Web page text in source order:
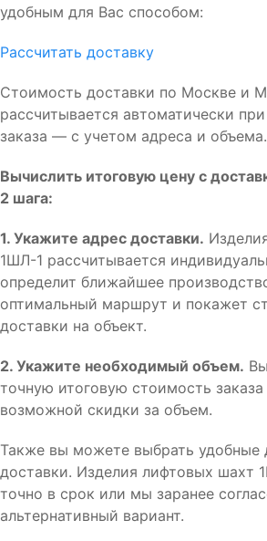
удобным для Вас способом:
Рассчитать доставку
Стоимость доставки по Москве и
рассчитывается автоматически
заказа — с учетом адреса и объема.
Вычислить итоговую цену с
2 шага:
1. Укажите адрес доставки.
1ШЛ-1 рассчитывается
определит ближайшее
оптимальный маршрут и покажет
доставки на объект.
2. Укажите необходимый объем.
точную итоговую стоимость
возможной скидки за объем.
Также вы можете выбрать удобные
доставки. Изделия лифтовых шахт
точно в срок или мы заранее
альтернативный вариант.